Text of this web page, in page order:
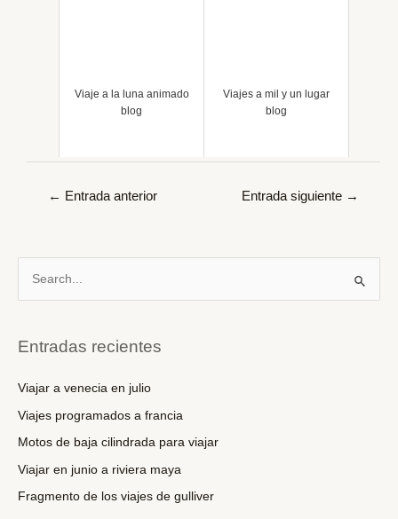
Viaje a la luna animado
blog
Viajes a mil y un lugar
blog
Navegación
← Entrada anterior Entrada siguiente →
c
r
p
o
Entradas recientes
Viajar a venecia en julio
Viajes programados a francia
Motos de baja cilindrada para viajar
Viajar en junio a riviera maya
Fragmento de los viajes de gulliver